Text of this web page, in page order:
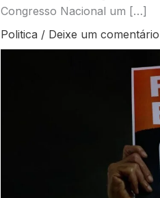
Congresso Nacional um […]
Politica / Deixe um comentário